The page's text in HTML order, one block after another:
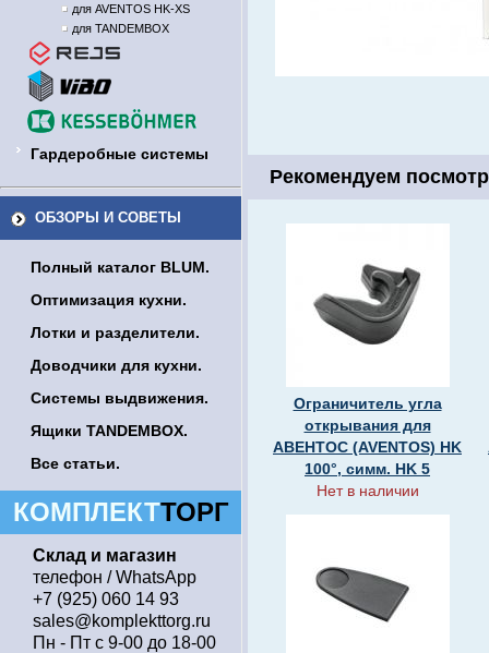
для AVENTOS HK-XS
для TANDEMBOX
Гардеробные системы
ОБЗОРЫ И СОВЕТЫ
Полный каталог BLUM.
Оптимизация кухни.
Лотки и разделители.
Доводчики для кухни.
Системы выдвижения.
Ящики TANDEMBOX.
Все статьи.
КОМПЛЕКТТОРГ
Склад и магазин
телефон / WhatsApp
+7 (925) 060 14 93
sales@komplekttorg.ru
Пн - Пт с 9-00 до 18-00
Рекомендуем
Ограничитель угла
открывания для
АВЕНТОС (AVENTOS) HK
100°, симм. HK 5
Нет в наличии